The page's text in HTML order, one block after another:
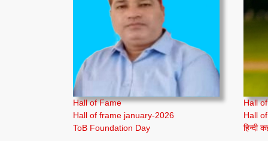
Hall of Fame
Hall of frame january-2026
ToB Foundation Day
Hall
Hall
हिन्दी